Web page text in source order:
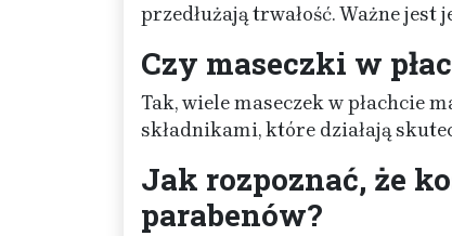
przedłużają trwałość. Ważne
Czy maseczki w
Tak, wiele maseczek w płachcie
składnikami, które działają
Jak rozpoznać, że
parabenów?